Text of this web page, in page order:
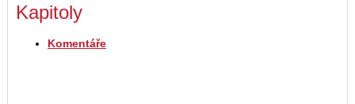
Kapitoly
Komentáře